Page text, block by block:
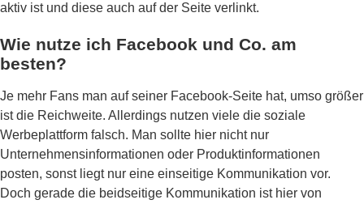
aktiv ist und diese auch auf der Seite verlinkt.
Wie nutze ich Facebook und Co. am
besten?
Je mehr Fans man auf seiner Facebook-Seite hat, umso größer
ist die Reichweite. Allerdings nutzen viele die soziale
Werbeplattform falsch. Man sollte hier nicht nur
Unternehmensinformationen oder Produktinformationen
posten, sonst liegt nur eine einseitige Kommunikation vor.
Doch gerade die beidseitige Kommunikation ist hier von